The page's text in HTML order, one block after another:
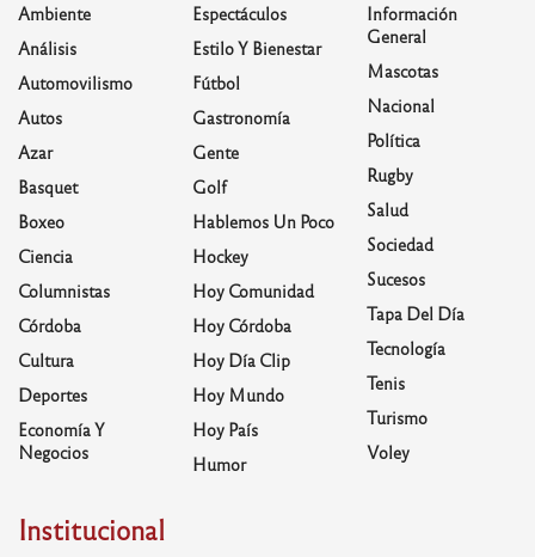
Ambiente
Análisis
Automovilismo
Autos
Azar
Basquet
Boxeo
Ciencia
Columnistas
Córdoba
Cultura
Deportes
Economía Y
Negocios
Espectáculos
Estilo Y Bienestar
Fútbol
Gastronomía
Gente
Golf
Hablemos Un Poco
Hockey
Hoy Comunidad
Hoy Córdoba
Hoy Día Clip
Hoy Mundo
Hoy País
Humor
Información
General
Mascotas
Nacional
Política
Rugby
Salud
Sociedad
Sucesos
Tapa Del Día
Tecnología
Tenis
Turismo
Voley
Institucional